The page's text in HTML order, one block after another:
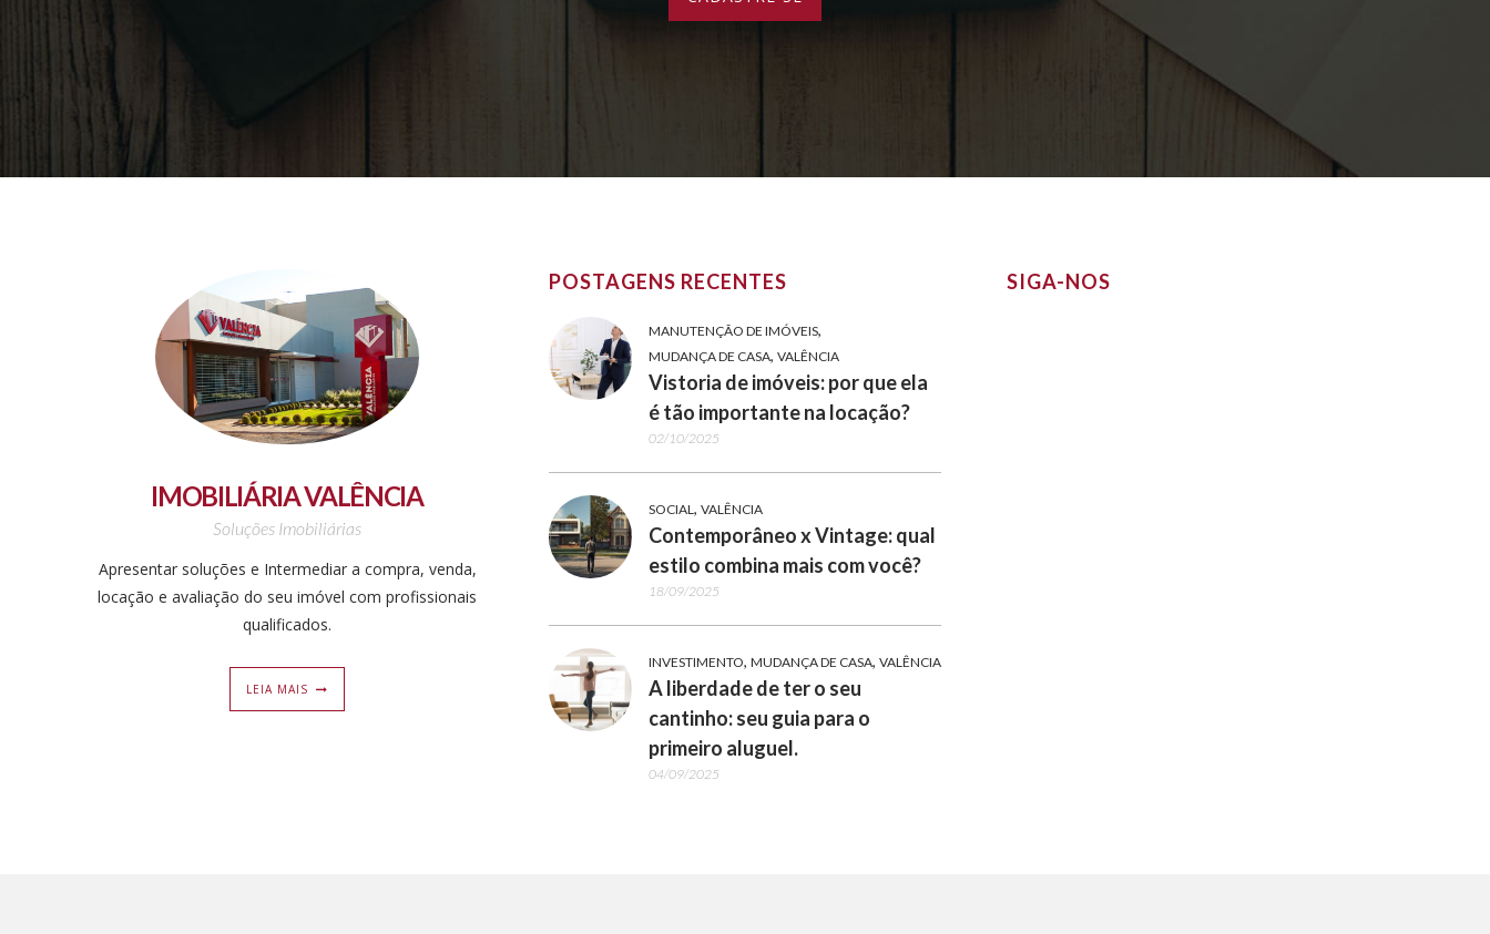
IMOBILIÁRIA VALÊNCIA
Soluções Imobiliárias
Apresentar soluções e Intermediar a compra, venda,
locação e avaliação do seu imóvel com profissionais
qualificados.
LEIA MAIS
POSTAGENS RECENTES
MANUTENÇÃO DE IMÓVEIS,
MUDANÇA DE CASA, VALÊNCIA
Vistoria de imóveis: por que ela
é tão importante na locação?
02/10/2025
SOCIAL, VALÊNCIA
Contemporâneo x Vintage: qual
estilo combina mais com você?
18/09/2025
INVESTIMENTO, MUDANÇA DE CASA, VALÊNCIA
A liberdade de ter o seu
cantinho: seu guia para o
primeiro aluguel.
04/09/2025
SIGA-NOS